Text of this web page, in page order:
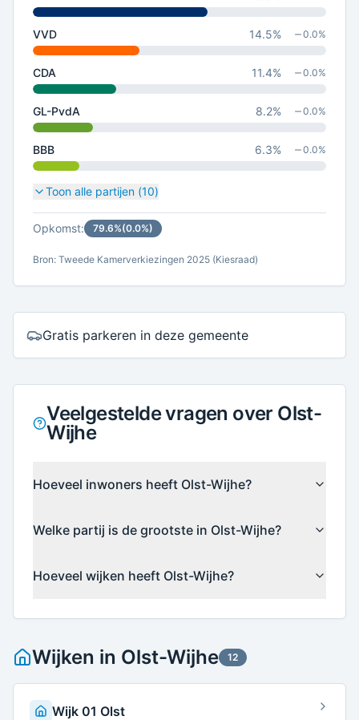
VVD 14.5% 0.0%
CDA 11.4% 0.0%
GL-PvdA 8.2% 0.0%
BBB 6.3% 0.0%
Toon alle partijen (10)
Opkomst: 79.6%(0.0%)
Bron: Tweede Kamerverkiezingen 2025 (Kiesraad)
Gratis parkeren in deze gemeente
Veelgestelde vragen over Olst-
Wijhe
Hoeveel inwoners heeft Olst-Wijhe?
Welke partij is de grootste in Olst-Wijhe?
Hoeveel wijken heeft Olst-Wijhe?
Wijken in Olst-Wijhe 12
Wijk 01 Olst